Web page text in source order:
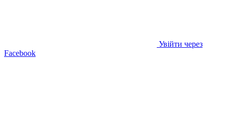
Увійти через
Facebook